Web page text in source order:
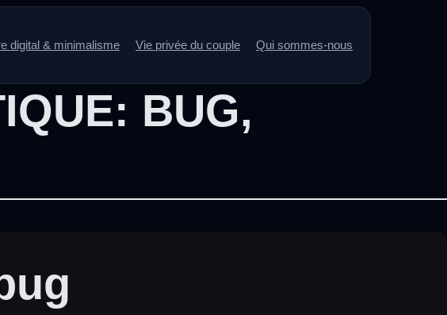
digital & minimalisme Vie privée du couple Qui sommes-nous
BUG,